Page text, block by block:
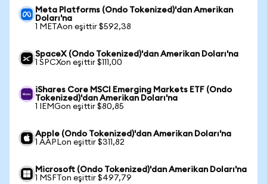
Meta Platforms (Ondo Tokenized)'dan Amerikan
Doları'na
1 METAon eşittir $592,38
SpaceX (Ondo Tokenized)'dan Amerikan Doları'na
1 SPCXon eşittir $111,00
iShares Core MSCI Emerging Markets ETF (Ondo
Tokenized)'dan Amerikan Doları'na
1 IEMGon eşittir $80,85
Apple (Ondo Tokenized)'dan Amerikan Doları'na
1 AAPLon eşittir $311,82
Microsoft (Ondo Tokenized)'dan Amerikan Doları'na
1 MSFTon eşittir $497,79